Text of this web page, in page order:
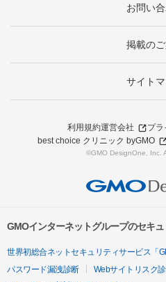
お問い
掲載の
サイト
利用規約運営会社
プラ
best choice クリニック byGMO
©GMO DesignOne, Inc.
GMOインターネットグループのセキ
世界初総合ネットセキュリティサービス「
パスワード漏洩診断
Webサイトリスク